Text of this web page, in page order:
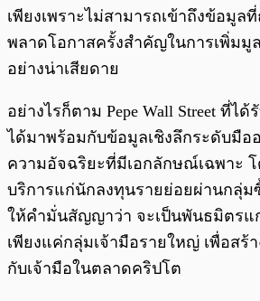
เพียงเพราะไม่สามารถเข้าถึงข้อมูล
พลาดโอกาสครั้งสำคัญในการเพิ่มมู
อย่างน่าเสียดาย
อย่างไรก็ตาม Pepe Wall Street ที่ไ
ได้มาพร้อมกับข้อมูลเชิงลึกระดับมื
ความอัจฉริยะที่มีเอกลักษณ์เฉพาะ
บริการแก่นักลงทุนรายย่อยผ่านกลุ่ม
ให้คำมั่นสัญญาว่า จะเป็นพันธมิตรแ
เพียงแค่กลุ่มเจ้ามือรายใหญ่ เพื่อสร้
กับเจ้ามือในตลาดคริปโต